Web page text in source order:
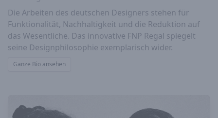
Die Arbeiten des deutschen Designers stehen für
Funktionalität, Nachhaltigkeit und die Reduktion auf
das Wesentliche. Das innovative FNP Regal spiegelt
seine Designphilosophie exemplarisch wider.
Ganze Bio ansehen